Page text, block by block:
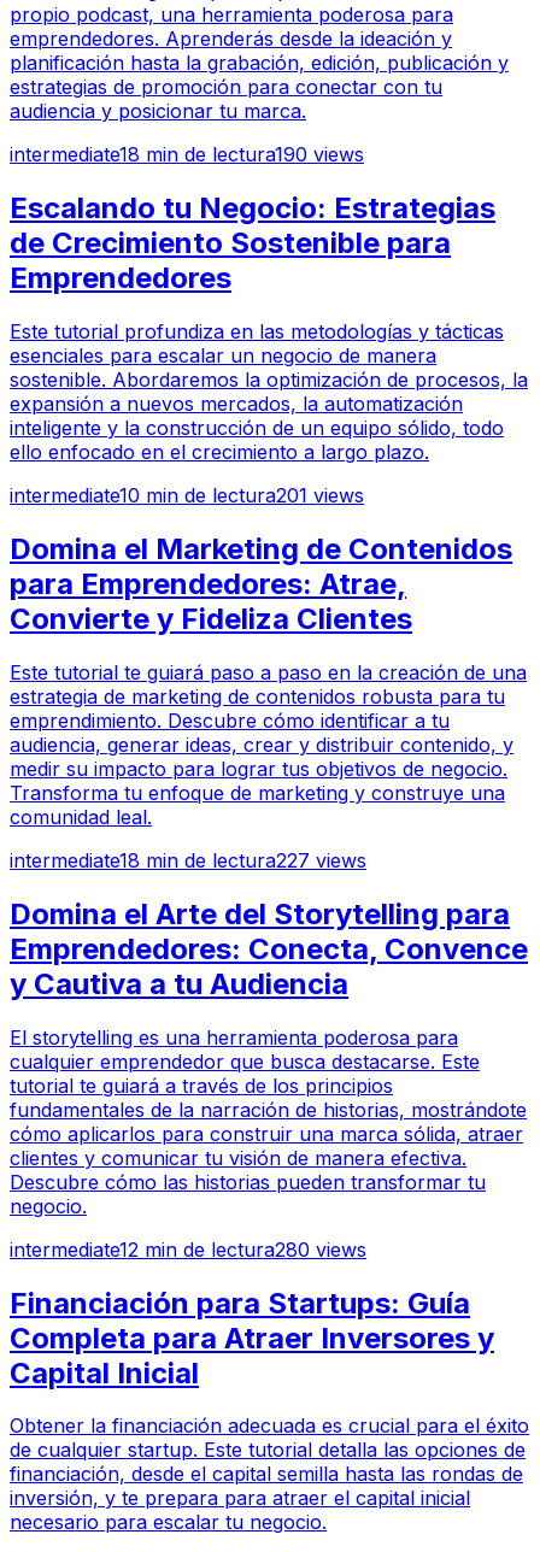
propio podcast, una herramienta poderosa para
emprendedores. Aprenderás desde la ideación y
planificación hasta la grabación, edición, publicación y
estrategias de promoción para conectar con tu
audiencia y posicionar tu marca.
intermediate18 min de lectura190 views
Escalando tu Negocio: Estrategias
de Crecimiento Sostenible para
Emprendedores
Este tutorial profundiza en las metodologías y tácticas
esenciales para escalar un negocio de manera
sostenible. Abordaremos la optimización de procesos, la
expansión a nuevos mercados, la automatización
inteligente y la construcción de un equipo sólido, todo
ello enfocado en el crecimiento a largo plazo.
intermediate10 min de lectura201 views
Domina el Marketing de Contenidos
para Emprendedores: Atrae,
Convierte y Fideliza Clientes
Este tutorial te guiará paso a paso en la creación de una
estrategia de marketing de contenidos robusta para tu
emprendimiento. Descubre cómo identificar a tu
audiencia, generar ideas, crear y distribuir contenido, y
medir su impacto para lograr tus objetivos de negocio.
Transforma tu enfoque de marketing y construye una
comunidad leal.
intermediate18 min de lectura227 views
Domina el Arte del Storytelling para
Emprendedores: Conecta, Convence
y Cautiva a tu Audiencia
El storytelling es una herramienta poderosa para
cualquier emprendedor que busca destacarse. Este
tutorial te guiará a través de los principios
fundamentales de la narración de historias, mostrándote
cómo aplicarlos para construir una marca sólida, atraer
clientes y comunicar tu visión de manera efectiva.
Descubre cómo las historias pueden transformar tu
negocio.
intermediate12 min de lectura280 views
Financiación para Startups: Guía
Completa para Atraer Inversores y
Capital Inicial
Obtener la financiación adecuada es crucial para el éxito
de cualquier startup. Este tutorial detalla las opciones de
financiación, desde el capital semilla hasta las rondas de
inversión, y te prepara para atraer el capital inicial
necesario para escalar tu negocio.